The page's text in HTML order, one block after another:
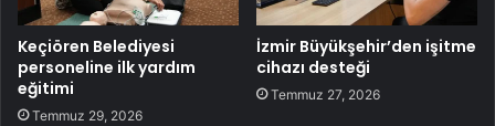
Keçiören Belediyesi
personeline ilk yardım
eğitimi
Temmuz 29, 2026
İzmir Büyükşehir’den işitme
cihazı desteği
Temmuz 27, 2026